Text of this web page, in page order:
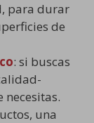
para durar
de
: si buscas
necesitas.
una